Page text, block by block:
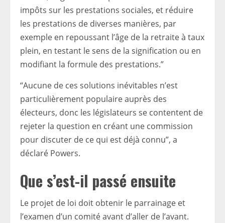
impôts sur les prestations sociales, et réduire
les prestations de diverses manières, par
exemple en repoussant l’âge de la retraite à taux
plein, en testant le sens de la signification ou en
modifiant la formule des prestations.”
“Aucune de ces solutions inévitables n’est
particulièrement populaire auprès des
électeurs, donc les législateurs se contentent de
rejeter la question en créant une commission
pour discuter de ce qui est déjà connu”, a
déclaré Powers.
Que s’est-il passé ensuite
Le projet de loi doit obtenir le parrainage et
l’examen d’un comité avant d’aller de l’avant.